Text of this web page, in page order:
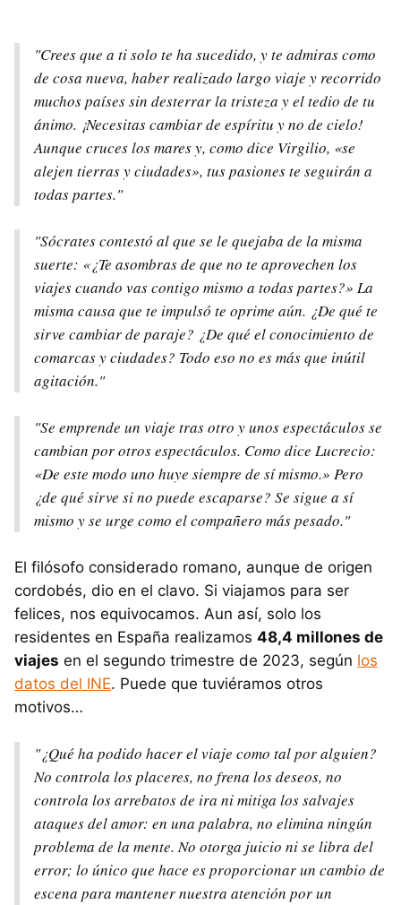
"Crees que a ti solo te ha sucedido, y te admiras como
de cosa nueva, haber realizado largo viaje y recorrido
muchos países sin desterrar la tristeza y el tedio de tu
ánimo. ¡Necesitas cambiar de espíritu y no de cielo!
Aunque cruces los mares y, como dice Virgilio, «se
alejen tierras y ciudades», tus pasiones te seguirán a
todas partes."
"Sócrates contestó al que se le quejaba de la misma
suerte: «¿Te asombras de que no te aprovechen los
viajes cuando vas contigo mismo a todas partes?» La
misma causa que te impulsó te oprime aún. ¿De qué te
sirve cambiar de paraje? ¿De qué el conocimiento de
comarcas y ciudades? Todo eso no es más que inútil
agitación."
"Se emprende un viaje tras otro y unos espectáculos se
cambian por otros espectáculos. Como dice Lucrecio:
«De este modo uno huye siempre de sí mismo.» Pero
¿de qué sirve si no puede escaparse? Se sigue a sí
mismo y se urge como el compañero más pesado."
El filósofo considerado romano, aunque de origen
cordobés, dio en el clavo. Si viajamos para ser
felices, nos equivocamos. Aun así, solo los
residentes en España realizamos 48,4 millones de
viajes en el segundo trimestre de 2023, según los
datos del INE. Puede que tuviéramos otros
motivos…
"¿Qué ha podido hacer el viaje como tal por alguien?
No controla los placeres, no frena los deseos, no
controla los arrebatos de ira ni mitiga los salvajes
ataques del amor: en una palabra, no elimina ningún
problema de la mente. No otorga juicio ni se libra del
error; lo único que hace es proporcionar un cambio de
escena para mantener nuestra atención por un